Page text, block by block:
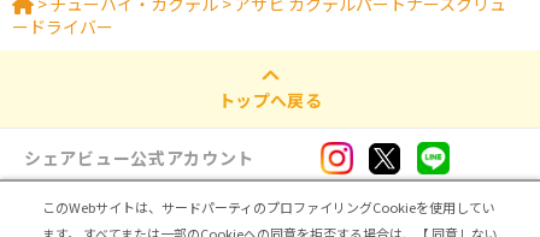
ードライバー
トップへ戻る
シェアビュー公式アカウント
ログイン・新規登録
このWebサイトは、サードパーティのプロファイリングCookieを使用してい